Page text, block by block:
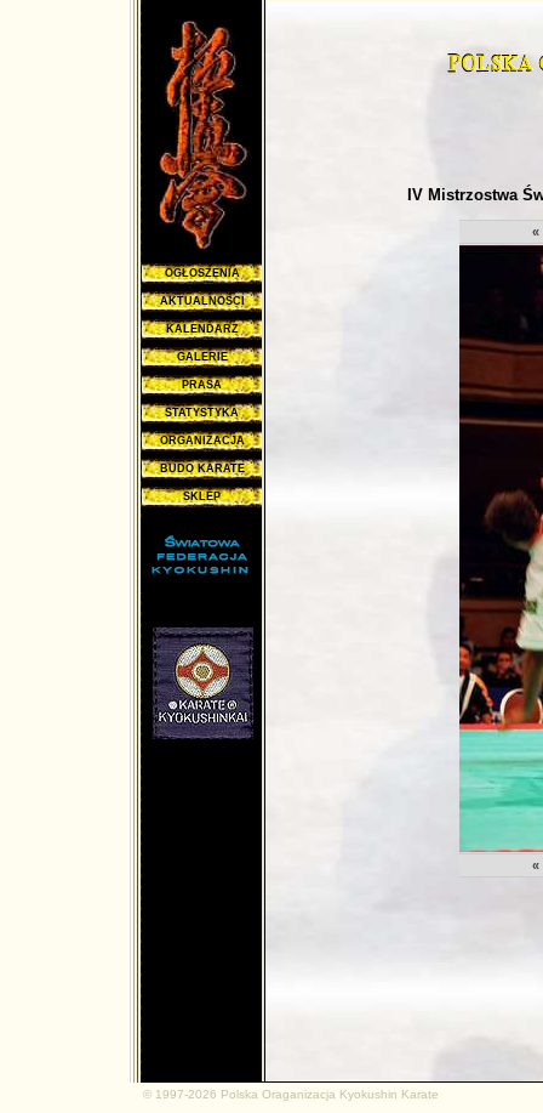
OGŁOSZENIA
AKTUALNOŚCI
KALENDARZ
GALERIE
PRASA
STATYSTYKA
ORGANIZACJA
BUDO KARATE
SKLEP
IV Mistrzostwa
«
«
© 1997-2026 Polska Oraganizacja Kyokushin Karate